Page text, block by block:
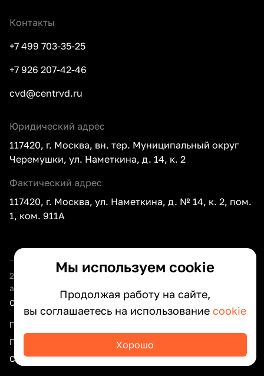
Контакты
+7 499 703-35-25
+7 926 207-42-46
cvd@centrvd.ru
Юридический адрес
117420, г. Москва, вн. тер. Муниципальный округ
Черемушки, ул. Наметкина, д. 14, к. 2
Фактический адрес
117420, г. Москва, ул. Наметкина, д. № 14, к. 2, пом.
1, ком. 911А
2026
ООО «Центр внедрения документооборота» —
автоматизация документооборота вашего бизнеса
Сведения об организации
Политика оператора по обработке персональных данных
Политика конфиденциальности интернет-сайта
Соглашение об использовании сайта ООО «ЦВД»
Мы используем cookie
Продолжая работу на сайте,
вы соглашаетесь на использование cookie
Хорошо